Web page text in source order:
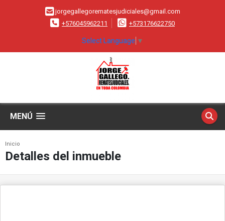
jorgegallegorematesjudiciales@gmail.com
+576045962211
+573176622750
Select Language ▼
MENÚ
Inicio
Detalles del inmueble